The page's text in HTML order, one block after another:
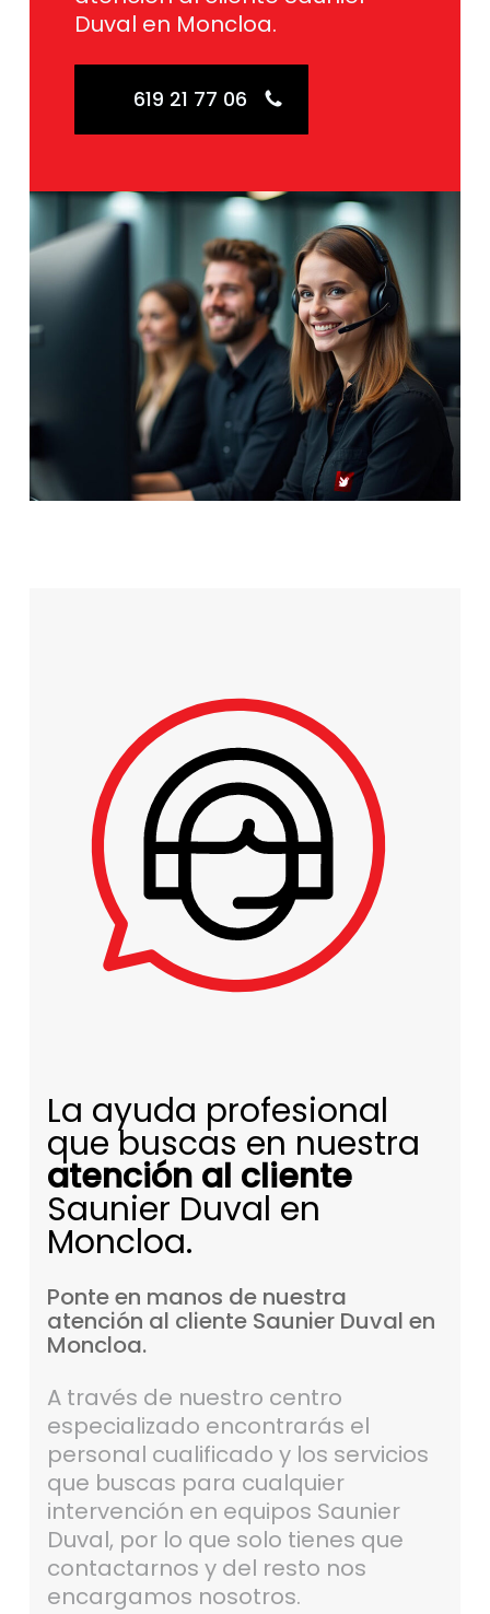
Duval en Moncloa.
619 21 77 06
La ayuda profesional
que buscas en nuestra
atención al cliente
Saunier Duval en
Moncloa.
Ponteen manos de nuestra
atención al cliente Saunier Duval en
Moncloa.
A través de nuestro centro
especializado encontrarás el
personal cualificado y los servicios
que buscas para cualquier
intervención en equipos Saunier
Duval, por lo que solo tienes que
contactarnos y del resto nos
encargamos nosotros.